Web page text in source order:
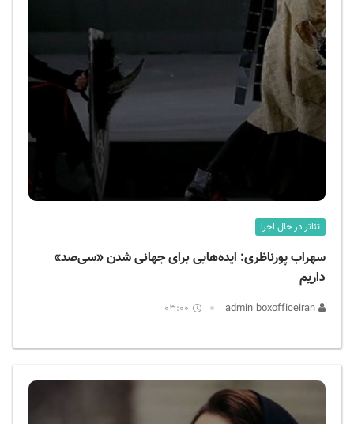
تئاتر در حال اجرا
سهراب پورناظری: ایده‌هایی برای جهانی شدن «سی‌صد»
داریم
03:00